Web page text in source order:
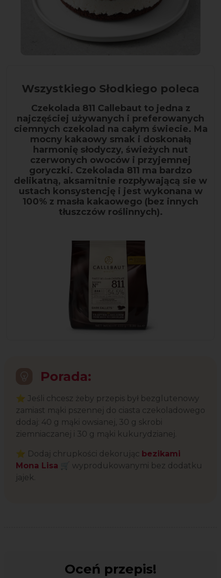
Wszystkiego Słodkiego poleca
Czekolada 811 Callebaut to jedna z
najczęściej używanych i preferowanych
ciemnych czekolad na całym świecie. Ma
mocny kakaowy smak i doskonałą
harmonię słodyczy, świeżych nut
czerwonych owoców i przyjemnej
goryczki. Czekolada 811 ma bardzo
delikatną, aksamitnie rozpływającą sie w
ustach konsystencję i jest wykonana w
100% z masła kakaowego (bez innych
tłuszczów roślinnych).
Porada:
⭐ Jeśli chcesz żeby przepis był bezglutenowy
zamiast mąki pszennej do ciasta czekoladowego
dodaj: 40 g mąki owsianej, 30 g skrobi
ziemniaczanej i 30 g mąki kukurydzianej.
⭐ Dodaj chrupkości dekorując bezikami
Mona Lisa 🛒 wyprodukowanymi bez dodatku
jajek.
Oceń przepis!